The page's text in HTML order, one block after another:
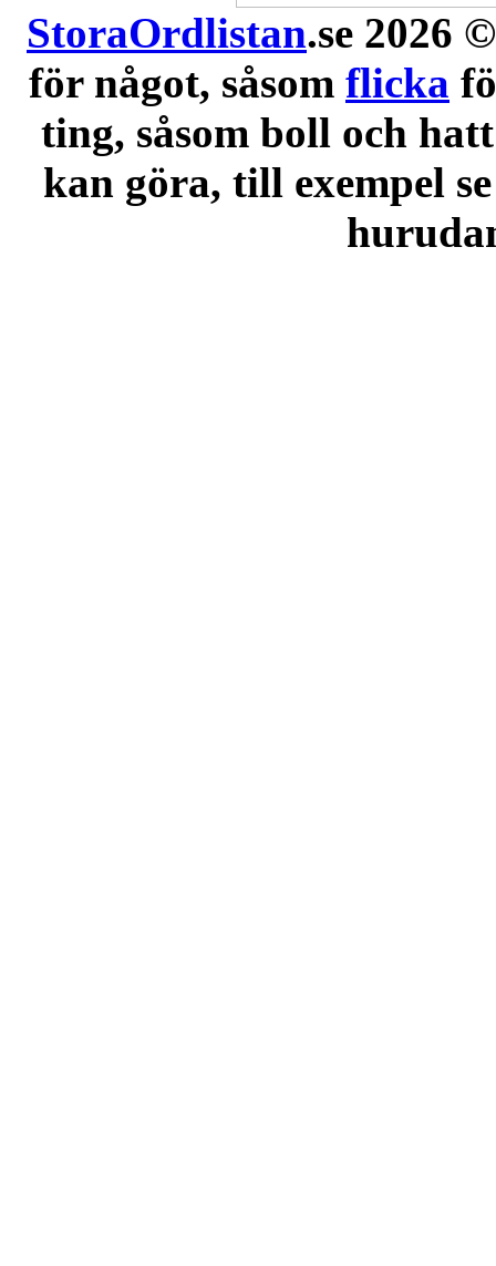
StoraOrdlistan.se 2026
för något, såsom flicka
ting, såsom boll och
kan göra, till exempel